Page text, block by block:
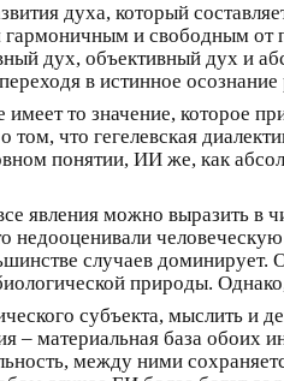
духа, который
и свободным
дух, объективный дух и
в истинное осознание
то значение, которое
что гегелевская
понятии, ИИ же, как
явления можно выразить в
случаев
природы.
субъекта, мыслить и
– материальная база
между ними